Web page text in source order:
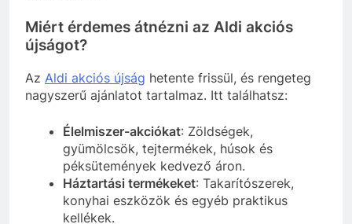
Miért érdemes átnézni az Aldi akciós
újságot?
Az Aldi akciós újság hetente frissül, és rengeteg
nagyszerű ajánlatot tartalmaz. Itt találhatsz:
Élelmiszer-akciókat: Zöldségek,
gyümölcsök, tejtermékek, húsok és
péksütemények kedvező áron.
Háztartási termékeket: Takarítószerek,
konyhai eszközök és egyéb praktikus
kellékek.